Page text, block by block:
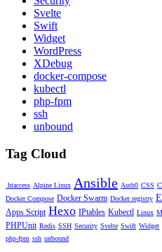
Svelte
Swift
Widget
WordPress
XDebug
docker-compose
kubectl
php-fpm
ssh
unbound
Tag Cloud
.htaccess Alpine Linux Ansible Auth0 CSS
Docker Compose Docker Swarm Docker registry
Apps Script Hexo IPtables Kubectl Linux
PHPUnit Redis SSH Security Svelte Swift Widget
php-fpm ssh unbound